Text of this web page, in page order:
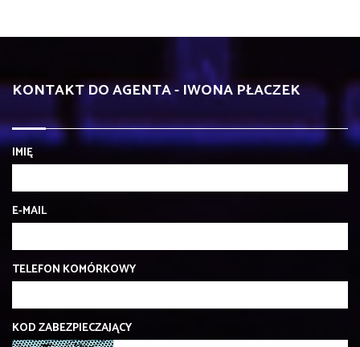
KONTAKT DO AGENTA - IWONA PŁACZEK
IMIĘ
E-MAIL
TELEFON KOMÓRKOWY
KOD ZABEZPIECZAJĄCY